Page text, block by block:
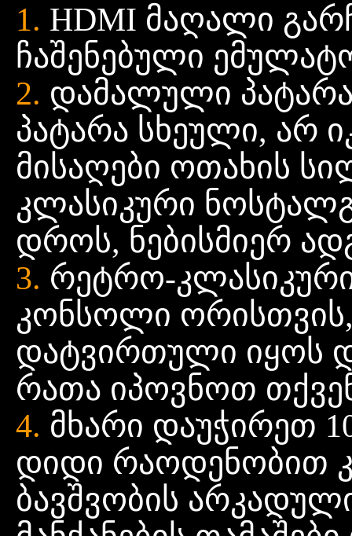
1. HDMI მაღალი
ჩაშენებული
2. დამალული პატარა
პატარა სხეული, არ
მისაღები ოთახის
კლასიკური
დროს, ნებისმიერ
3. რეტრო-
კონსოლი
დატვირთული იყოს
რათა იპოვნოთ
4. მხარი დაუჭირეთ
დიდი რაოდენობით
ბავშვობის